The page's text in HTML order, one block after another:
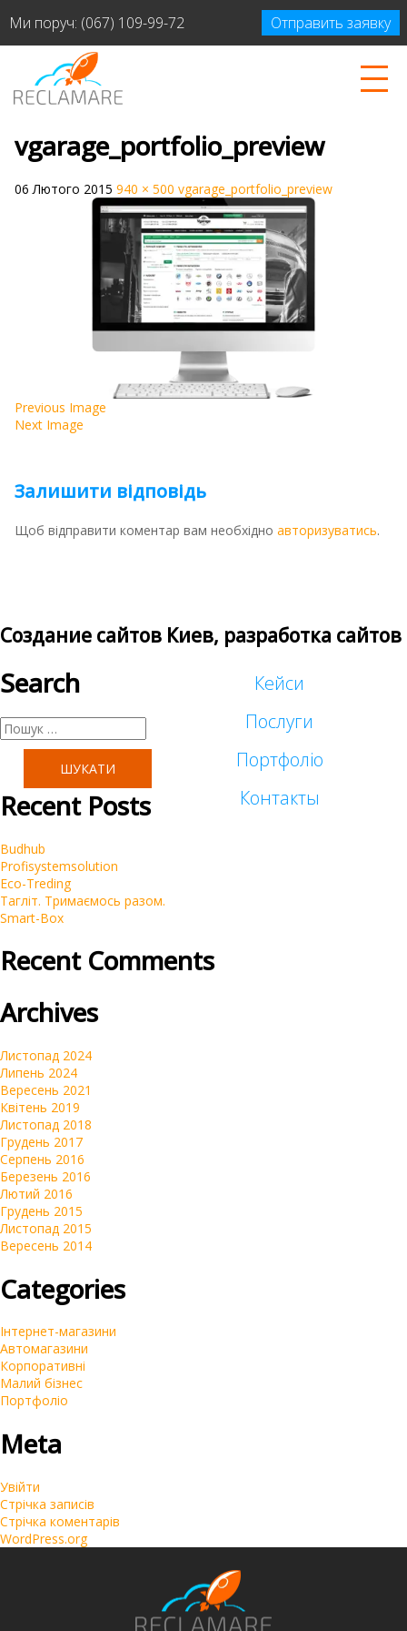
Ми поруч: (067) 109-99-72 Отправить заявку
vgarage_portfolio_preview
06 Лютого 2015 940 × 500 vgarage_portfolio_preview
Previous Image
Next Image
Залишити відповідь
Щоб відправити коментар вам необхідно авторизуватись.
Создание сайтов Киев, разработка сайтов
Кейси
Послуги
Таргетована реклама
Портфоліо
Малий бізнес
Контакты
Search
Пошук:
Recent Posts
Budhub
Profisystemsolution
Eco-Treding
Тагліт. Тримаємось разом.
Smart-Box
Recent Comments
Archives
Листопад 2024
Липень 2024
Вересень 2021
Квітень 2019
Листопад 2018
Грудень 2017
Серпень 2016
Березень 2016
Лютий 2016
Грудень 2015
Листопад 2015
Вересень 2014
Categories
Інтернет-магазини
Автомагазини
Корпоративні
Малий бізнес
Портфоліо
Meta
Увійти
Стрічка записів
Стрічка коментарів
WordPress.org